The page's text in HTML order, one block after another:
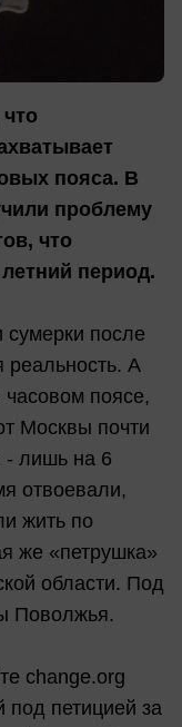
пояса. В
проблему
что
период.
сумерки после
реальность. А
поясе,
Москвы почти
- лишь на 6
отвоевали,
жить по
же «петрушка»
области. Под
Поволжья.
change.org
под петицией за